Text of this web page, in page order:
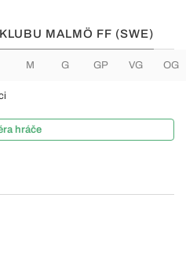
MALMÖ FF (SWE)
M G GP VG OG
hráče